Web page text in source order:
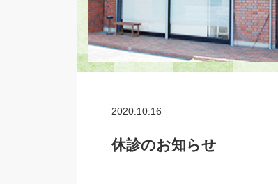
2020.10.16
休診のお知らせ